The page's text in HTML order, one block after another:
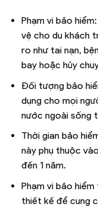
Phạm vi bảo
vệ cho du khách
ro như tai nạn,
bay hoặc hủy
Đối tượng bảo
dụng cho mọi
nước ngoài sống
Thời gian bảo
này phụ thuộc
đến 1 năm.
Phạm vi bảo
thiết kế để cung